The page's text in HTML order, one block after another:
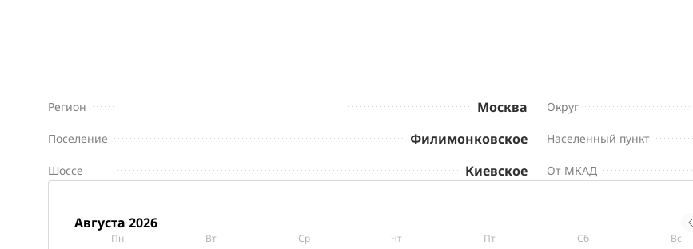
Регион Москва Округ
Поселение Филимонковское Населенный пункт
Шоссе Киевское От МКАД
августа 2026
пн вт ср чт пт сб вс